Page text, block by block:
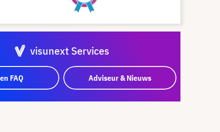
visunext Services
FAQ Adviseur & Nieuws